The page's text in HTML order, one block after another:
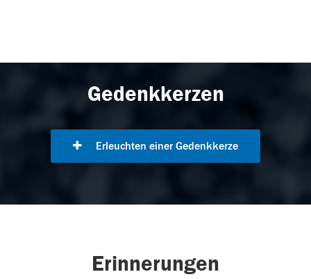
Gedenkkerzen
Erleuchten einer Gedenkkerze
Erinnerungen